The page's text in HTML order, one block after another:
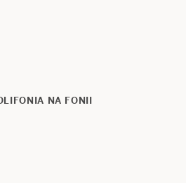
NA FONII